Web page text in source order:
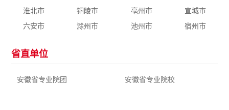
淮北市
铜陵市 亳州市
宣城市
六安市
滁州市 池州市 宿州市
省直单位
安徽省专业院团 安徽省专业院校